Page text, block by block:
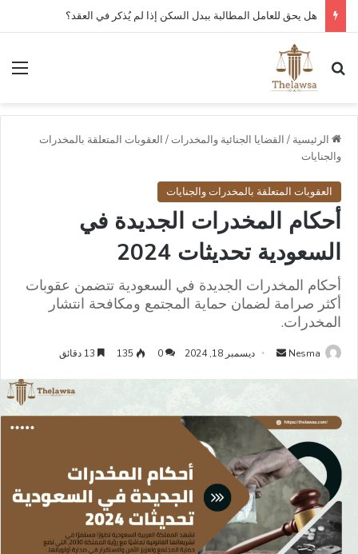
هل يحق للعامل المطالبة ببدل السكن إذا لم يُذكر في العقد؟
بحث عن
الرئيسية / القضايا الجنائية والمخدرات / العقوبات المتعلقة بالمخدرات
والجنايات
العقوبات المتعلقة بالمخدرات والجنايات
أحكام المخدرات الجديدة في
السعودية تحديثات 2024
أحكام المخدرات الجديدة في السعودية تتضمن عقوبات
أكثر صرامة لضمان حماية المجتمع ومكافحة انتشار
المخدرات.
Nesma
أرسل ديسمبر 18, 2024 0
135